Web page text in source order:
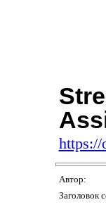
https://
Автор:
Заголовок